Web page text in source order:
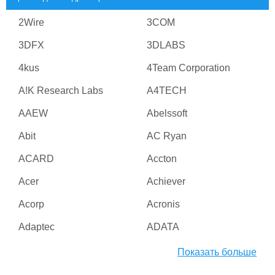
2Wire 3COM
3DFX 3DLABS
4kus 4Team Corporation
A!K Research Labs A4TECH
AAEW Abelssoft
Abit AC Ryan
ACARD Accton
Acer Achiever
Acorp Acronis
Adaptec ADATA
Показать больше